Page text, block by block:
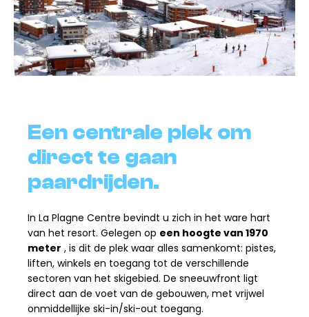
Een centrale plek om
direct te gaan
paardrijden.
In La Plagne Centre bevindt u zich in het ware hart
van het resort. Gelegen op een hoogte van 1970
meter , is dit de plek waar alles samenkomt: pistes,
liften, winkels en toegang tot de verschillende
sectoren van het skigebied. De sneeuwfront ligt
direct aan de voet van de gebouwen, met vrijwel
onmiddellijke ski-in/ski-out toegang.